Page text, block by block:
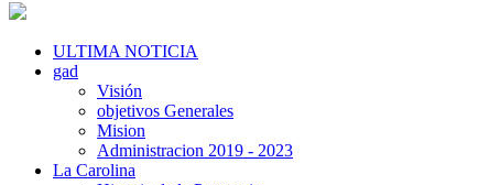
ULTIMA NOTICIA
gad
Visión
objetivos Generales
Mision
Administracion 2019 - 2023
La Carolina